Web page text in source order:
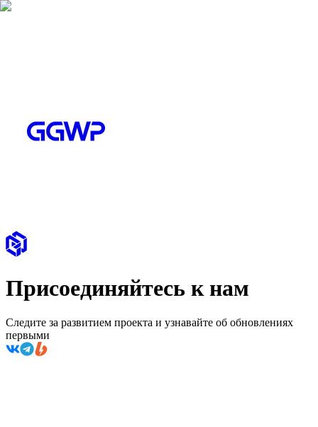
Присоединяйтесь к нам
Следите за развитием проекта и узнавайте об обновлениях
первыми